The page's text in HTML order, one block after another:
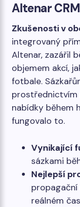
Altenar CRM
Zkušenosti v
integrovaný
Altenar, zazářil
objemem akcí,
fotbale.
prostřednictvím
nabídky během
fungovalo to.
Vynikající
sázkami
Nejlepší
propagační
reálném